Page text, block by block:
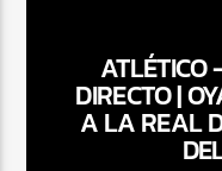
ATLÉTICO
DIRECTO |
A LA REAL